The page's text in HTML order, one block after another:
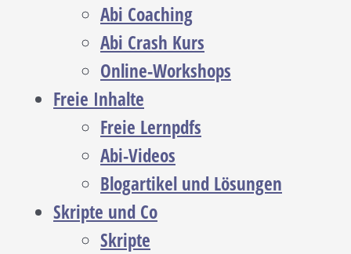
Abi Coaching
Abi Crash Kurs
Online-Workshops
Freie Inhalte
Freie Lernpdfs
Abi-Videos
Blogartikel und Lösungen
Skripte und Co
Skripte